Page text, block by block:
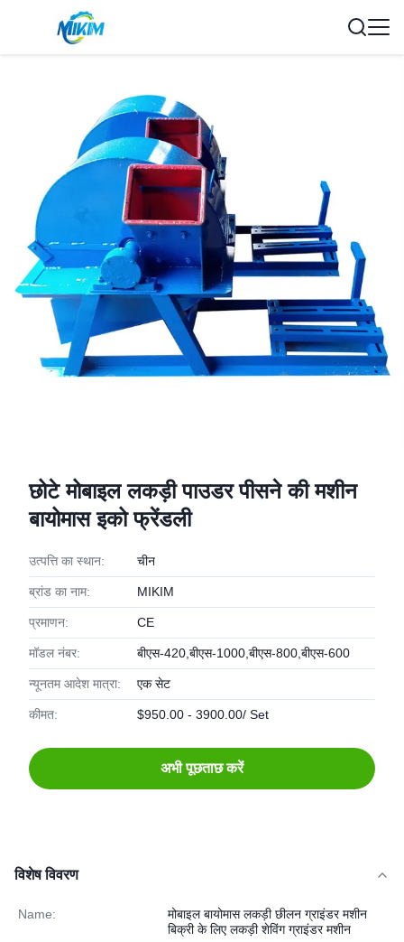
छोटे मोबाइल लकड़ी पाउडर पीसने की मशीन
बायोमास इको फ्रेंडली
उत्पत्ति का स्थान: चीन
ब्रांड का नाम: MIKIM
प्रमाणन: CE
मॉडल नंबर: बीएस-420,बीएस-1000,बीएस-800,बीएस-600
न्यूनतम आदेश मात्रा: एक सेट
कीमत: $950.00 - 3900.00/ Set
अभी पूछताछ करें
विशेष विवरण
Name:
मोबाइल बायोमास लकड़ी छीलन ग्राइंडर मशीन
बिक्री के लिए लकड़ी शेविंग ग्राइंडर मशीन